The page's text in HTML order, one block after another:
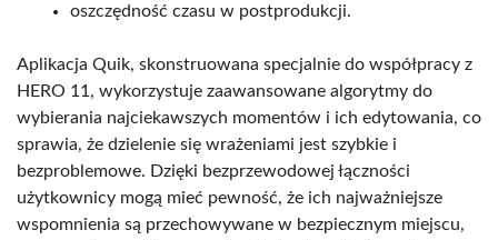
oszczędność czasu w postprodukcji.
Aplikacja Quik, skonstruowana specjalnie do współpracy z
HERO 11, wykorzystuje zaawansowane algorytmy do
wybierania najciekawszych momentów i ich edytowania, co
sprawia, że dzielenie się wrażeniami jest szybkie i
bezproblemowe. Dzięki bezprzewodowej łączności
użytkownicy mogą mieć pewność, że ich najważniejsze
wspomnienia są przechowywane w bezpiecznym miejscu,